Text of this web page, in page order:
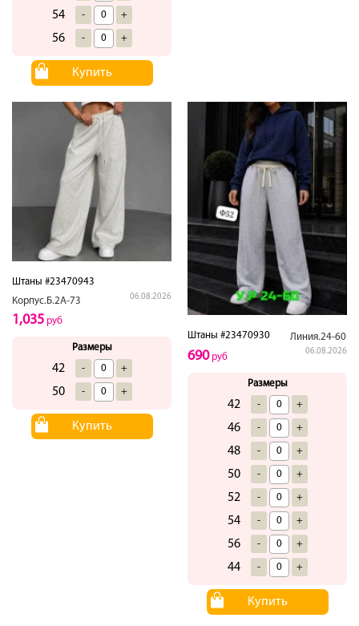
54 - +
56 - +
Купить
Штаны #23470943
Корпус.Б.2А-73
06.08.2026
1,035 руб
Размеры
42 - +
50 - +
Купить
Штаны #23470930 Линия.24-60
06.08.2026
690руб
Размеры
42 - +
46 - +
48 - +
50 - +
52 - +
54 - +
56 - +
44 - +
Купить